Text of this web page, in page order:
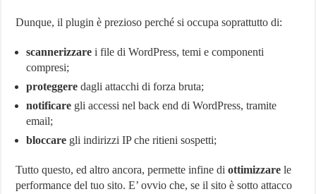
Dunque, il plugin è prezioso perché si occupa soprattutto di:
scannerizzare i file di WordPress, temi e componenti
compresi;
proteggere dagli attacchi di forza bruta;
notificare gli accessi nel back end di WordPress, tramite
email;
bloccare gli indirizzi IP che ritieni sospetti;
Tutto questo, ed altro ancora, permette infine diottimizzare le
performance del tuo sito. E’ ovvio che, se il sito è sotto attacco